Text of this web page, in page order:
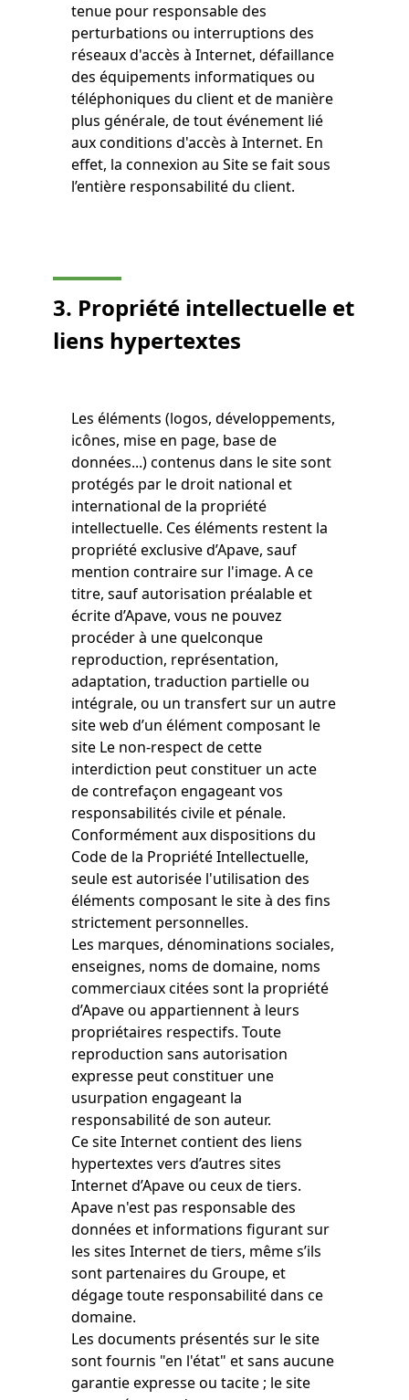
tenue pour responsable des
perturbations ou interruptions des
réseaux d'accès à Internet, défaillance
des équipements informatiques ou
téléphoniques du client et de manière
plus générale, de tout événement lié
aux conditions d'accès à Internet. En
effet, la connexion au Site se fait sous
l’entière responsabilité du client.
3. Propriété intellectuelle et
liens hypertextes
Les éléments (logos, développements,
icônes, mise en page, base de
données...) contenus dans le site sont
protégés par le droit national et
international de la propriété
intellectuelle. Ces éléments restent la
propriété exclusive d’Apave, sauf
mention contraire sur l'image. A ce
titre, sauf autorisation préalable et
écrite d’Apave, vous ne pouvez
procéder à une quelconque
reproduction, représentation,
adaptation, traduction partielle ou
intégrale, ou un transfert sur un autre
site web d’un élément composant le
site Le non-respect de cette
interdiction peut constituer un acte
de contrefaçon engageant vos
responsabilités civile et pénale.
Conformément aux dispositions du
Code de la Propriété Intellectuelle,
seule est autorisée l'utilisation des
éléments composant le site à des fins
strictement personnelles.
Les marques, dénominations sociales,
enseignes, noms de domaine, noms
commerciaux citées sont la propriété
d’Apave ou appartiennent à leurs
propriétaires respectifs. Toute
reproduction sans autorisation
expresse peut constituer une
usurpation engageant la
responsabilité de son auteur.
Ce site Internet contient des liens
hypertextes vers d’autres sites
Internet d’Apave ou ceux de tiers.
Apave n'est pas responsable des
données et informations figurant sur
les sites Internet de tiers, même s’ils
sont partenaires du Groupe, et
dégage toute responsabilité dans ce
domaine.
Les documents présentés sur le site
sont fournis "en l'état" et sans aucune
garantie expresse ou tacite ; le site